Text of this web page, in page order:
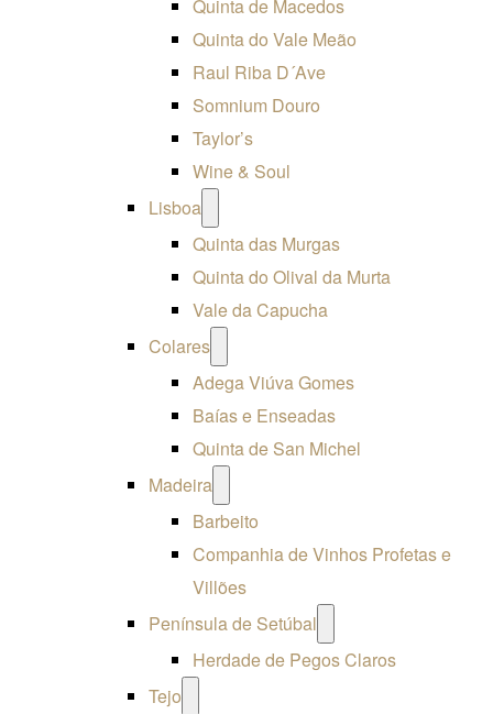
Quinta de Macedos
Quinta do Vale Meão
Raul Riba D´Ave
Somnium Douro
Taylor’s
Wine & Soul
Lisboa
menu
Quinta das Murgas
Quinta do Olival da Murta
Vale da Capucha
Colares
menu
Adega Viúva Gomes
Baías e Enseadas
Quinta de San Michel
Madeira
menu
Barbeito
Companhia de Vinhos Profetas e
Villões
Península de Setúbal
menu
Herdade de Pegos Claros
Tejo